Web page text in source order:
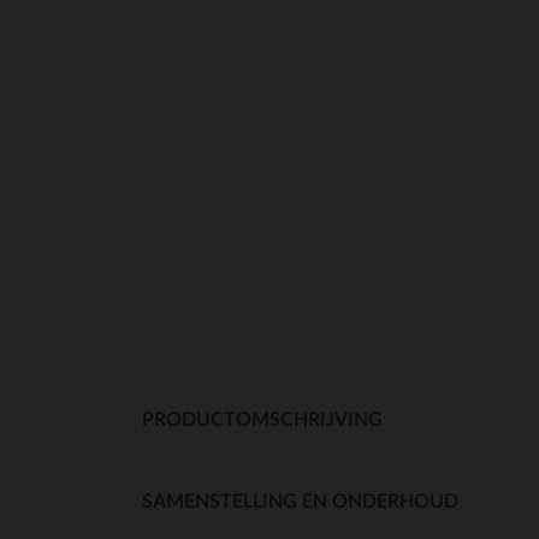
PRODUCTOMSCHRIJVING
SAMENSTELLING EN ONDERHOUD